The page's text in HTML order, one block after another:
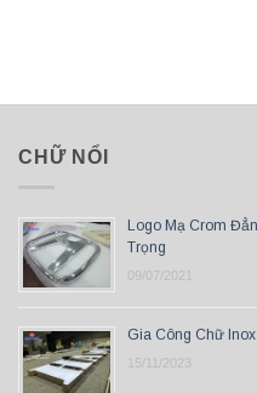
CHỮ NỔI
Logo Mạ Crom
Trọng
09/07/2021
Gia Công Chữ
15/11/2023